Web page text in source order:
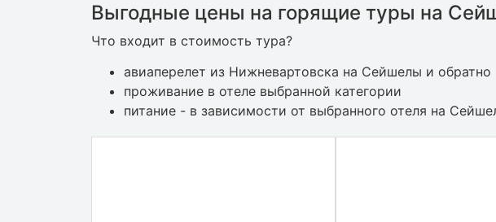
Выгодные цены на горящие туры на
Что входит в стоимость тура?
авиаперелет из Нижневартовска на Сейшелы и обратно
проживание в отеле выбранной категории
питание - в зависимости от выбранного отеля на